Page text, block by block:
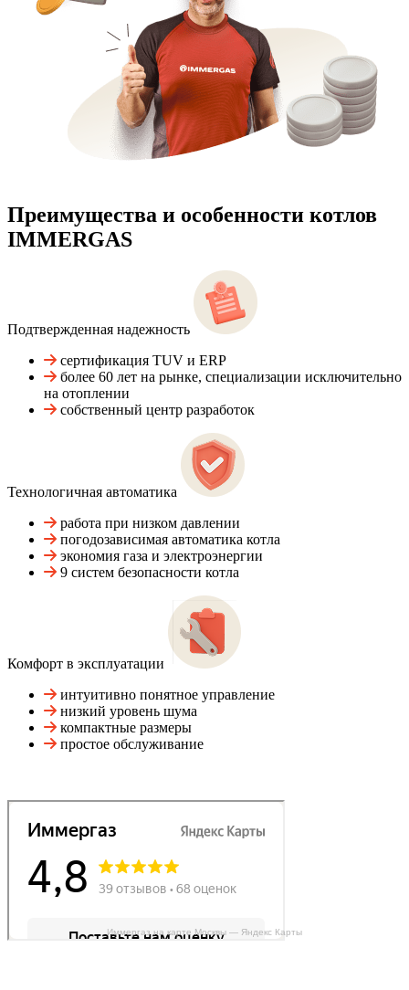
Преимущества и особенности котлов
IMMERGAS
Подтвержденная надежность
сертификация TUV и ERP
более 60 лет на рынке, специализации исключительно
на отоплении
собственный центр разработок
Технологичная автоматика
работа при низком давлении
погодозависимая автоматика котла
экономия газа и электроэнергии
9 систем безопасности котла
Комфорт в эксплуатации
интуитивно понятное управление
низкий уровень шума
компактные размеры
простое обслуживание
Иммергаз на карте Москвы — Яндекс Карты